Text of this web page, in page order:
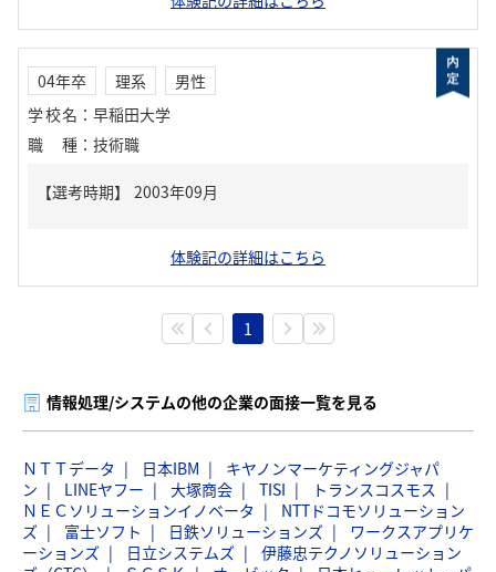
04年卒 理系
男性
学校名 ： 早稲田大学
職種 ： 技術職
体験記の詳細はこちら
1
情報処理/システムの他の企業の面接一覧を見る
ＮＴＴデータ 日本IBM
キヤノンマーケティングジャパ
ン
LINEヤフー 大塚商会 TISI
トランスコスモス
ＮＥＣソリューションイノベータ
NTTドコモソリューション
ズ
富士ソフト 日鉄ソリューションズ
ワークスアプリケ
ーションズ
日立システムズ
伊藤忠テクノソリューション